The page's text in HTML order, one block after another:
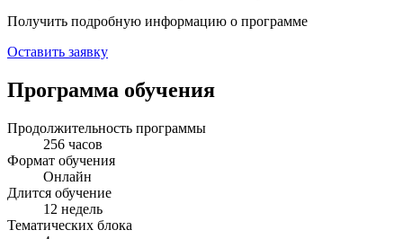
Получить подробную информацию о программе
Оставить заявку
Программа обучения
Продолжительность программы
256 часов
Формат обучения
Онлайн
Длится обучение
12 недель
Тематических блока